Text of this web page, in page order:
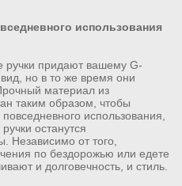
использования
ручки придают вашему G-
но в то же время они
материал из
таким образом, чтобы
использования,
останутся
Независимо от того,
по бездорожью или едете
и долговечность, и стиль.